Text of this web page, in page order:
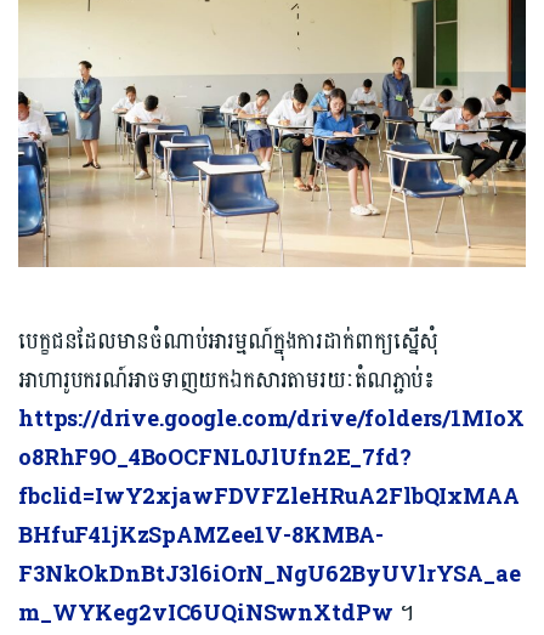
បេក្ខជនដែលមានចំណាប់អារម្មណ៍ក្នុងការដាក់ពាក្យស្នើសុំ
អាហារូបករណ៍អាចទាញយកឯកសារតាមរយៈតំណភ្ជាប់៖
https://drive.google.com/drive/folders/1MIoX
o8RhF9O_4BoOCFNL0JlUfn2E_7fd?
fbclid=IwY2xjawFDVFZleHRuA2FlbQIxMAA
BHfuF41jKzSpAMZee1V-8KMBA-
F3NkOkDnBtJ3l6iOrN_NgU62ByUVlrYSA_ae
m_WYKeg2vIC6UQiNSwnXtdPw ។